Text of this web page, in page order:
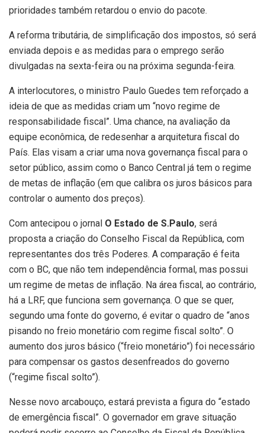
prioridades também retardou o envio do pacote.
A reforma tributária, de simplificação dos impostos, só será
enviada depois e as medidas para o emprego serão
divulgadas na sexta-feira ou na próxima segunda-feira.
A interlocutores, o ministro Paulo Guedes tem reforçado a
ideia de que as medidas criam um “novo regime de
responsabilidade fiscal”. Uma chance, na avaliação da
equipe econômica, de redesenhar a arquitetura fiscal do
País. Elas visam a criar uma nova governança fiscal para o
setor público, assim como o Banco Central já tem o regime
de metas de inflação (em que calibra os juros básicos para
controlar o aumento dos preços).
Com antecipou o jornal O Estado de S.Paulo, será
proposta a criação do Conselho Fiscal da República, com
representantes dos três Poderes. A comparação é feita
com o BC, que não tem independência formal, mas possui
um regime de metas de inflação. Na área fiscal, ao contrário,
há a LRF, que funciona sem governança. O que se quer,
segundo uma fonte do governo, é evitar o quadro de “anos
pisando no freio monetário com regime fiscal solto”. O
aumento dos juros básico (“freio monetário”) foi necessário
para compensar os gastos desenfreados do governo
(“regime fiscal solto”).
Nesse novo arcabouço, estará prevista a figura do “estado
de emergência fiscal”. O governador em grave situação